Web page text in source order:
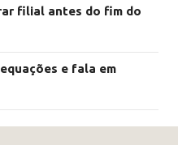
filial antes do fim do
e fala em